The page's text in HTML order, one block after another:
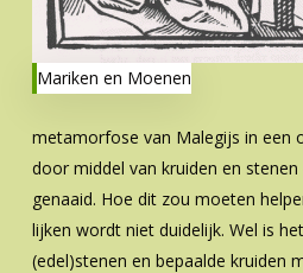
Mariken en Moenen
metamorfose van Malegijs in een
door middel van kruiden en
genaaid. Hoe dit zou moeten
lijken wordt niet duidelijk. Wel is
(edel)stenen en bepaalde kruiden